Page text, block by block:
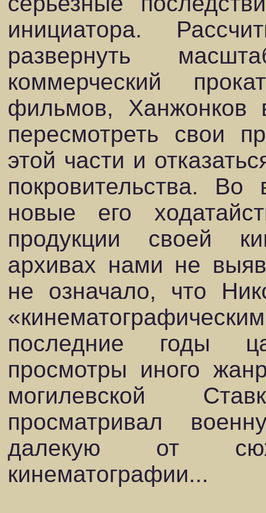
инициатора.
развернуть
коммерческий
фильмов, Ханжонков
пересмотреть свои
этой части и
покровительства. Во
новые его
продукции своей
архивах нами не
не означало, что
последние годы
просмотры иного
могилевской
просматривал
далекую от
кинематографии...